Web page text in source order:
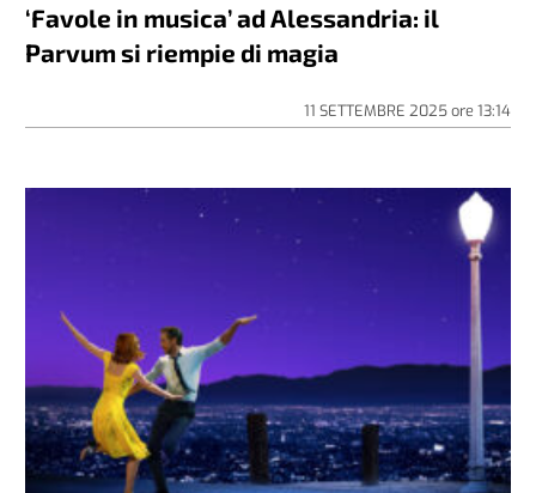
‘Favole in musica’ ad Alessandria: il
Parvum si riempie di magia
11 SETTEMBRE 2025ore 13:14